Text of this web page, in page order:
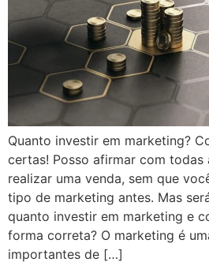
Quanto investir em marketing?
certas! Posso afirmar com todas
realizar uma venda, sem que
tipo de marketing antes. Mas
quanto investir em marketing e
forma correta? O marketing é
importantes de […]